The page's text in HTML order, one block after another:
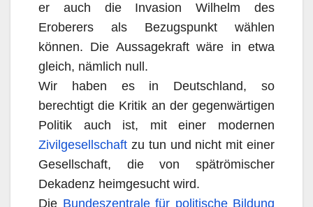
er auch die Invasion Wilhelm des
Eroberers als Bezugspunkt wählen
können. Die Aussagekraft wäre in etwa
gleich, nämlich null.
Wir haben es in Deutschland, so
berechtigt die Kritik an der gegenwärtigen
Politik auch ist, mit einer modernen
Zivilgesellschaft zu tun und nicht mit einer
Gesellschaft, die von spätrömischer
Dekadenz heimgesucht wird.
Die Bundeszentrale für politische Bildung